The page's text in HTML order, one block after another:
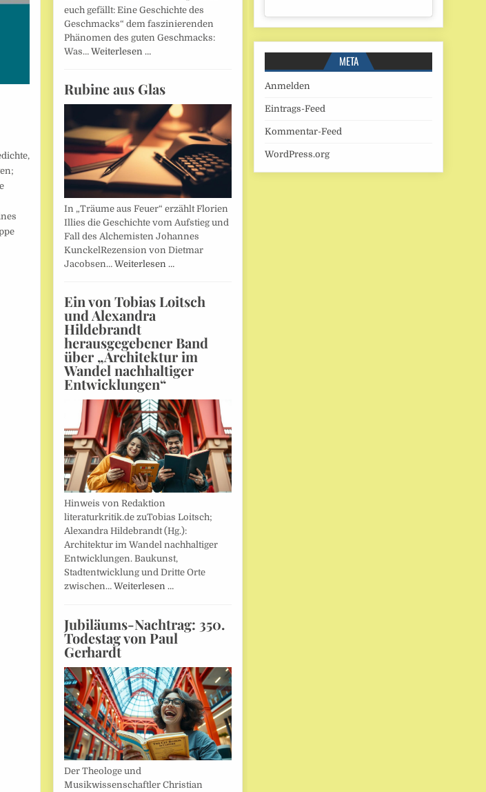
euch gefällt: Eine Geschichte des
Geschmacks“ dem faszinierenden
Phänomen des guten Geschmacks:
Was… Weiterlesen …
Rubine aus Glas
In „Träume aus Feuer“ erzählt Florien
Illies die Geschichte vom Aufstieg und
Fall des Alchemisten Johannes
KunckelRezension von Dietmar
Jacobsen… Weiterlesen …
Ein von Tobias Loitsch
und Alexandra
Hildebrandt
herausgegebener Band
über „Architektur im
Wandel nachhaltiger
Entwicklungen“
Hinweis von Redaktion
literaturkritik.de zuTobias Loitsch;
Alexandra Hildebrandt (Hg.):
Architektur im Wandel nachhaltiger
Entwicklungen. Baukunst,
Stadtentwicklung und Dritte Orte
zwischen… Weiterlesen …
Jubiläums-Nachtrag: 350.
Todestag von Paul
Gerhardt
Der Theologe und
Musikwissenschaftler Christian
META
Anmelden
Eintrags-Feed
Kommentar-Feed
WordPress.org